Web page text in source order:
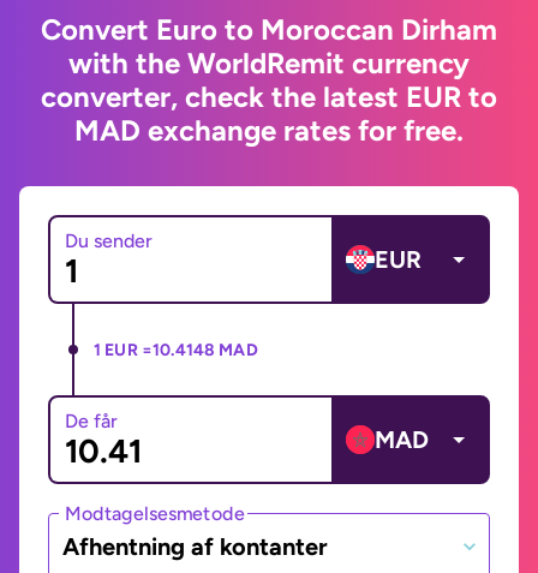
Convert Euro to Moroccan Dirham
with the WorldRemit currency
converter, check the latest EUR to
MAD exchange rates for free.
Du sender
EUR
1 EUR =10.4148 MAD
De får
MAD
Modtagelsesmetode
Afhentning af kontanter